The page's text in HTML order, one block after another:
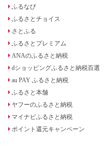
ふるなび
ふるさとチョイス
さとふる
ふるさとプレミアム
ANAのふるさと納税
dショッピングふるさと納税百選
au PAY ふるさと納税
ふるさと本舗
ヤフーのふるさと納税
マイナビふるさと納税
ポイント還元キャンペーン